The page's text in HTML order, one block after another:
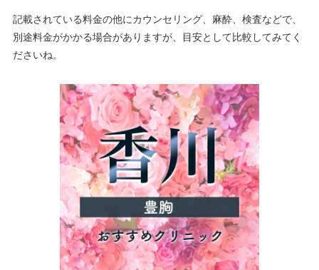
記載されている料金の他にカウンセリング、麻酔、検査などで、
別途料金がかかる場合がありますが、目安として比較してみてく
ださいね。